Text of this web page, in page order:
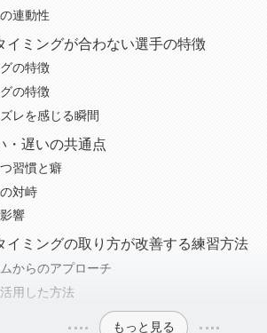
連動性
イミングが合わない選手の特徴
の特徴
の特徴
レを感じる瞬間
・遅いの共通点
習慣と癖
対峙
響
イミングの取り方が改善する練習方法
からのアプローチ
用した方法
もっと見る